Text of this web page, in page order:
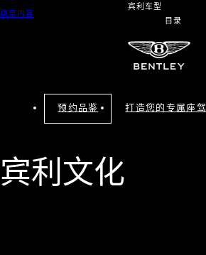
跳至内容
宾利车型
目录
预约品鉴 打造您的专属座驾
宾利文化